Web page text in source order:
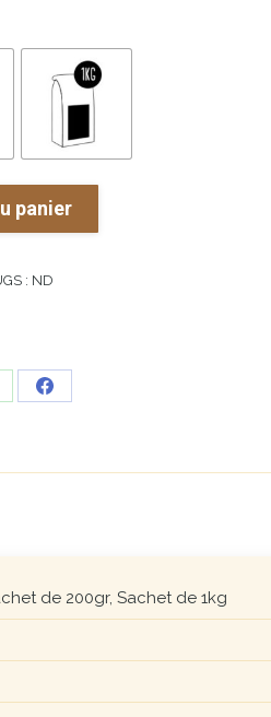
panier
: ND
Share
de 200gr, Sachet de 1kg